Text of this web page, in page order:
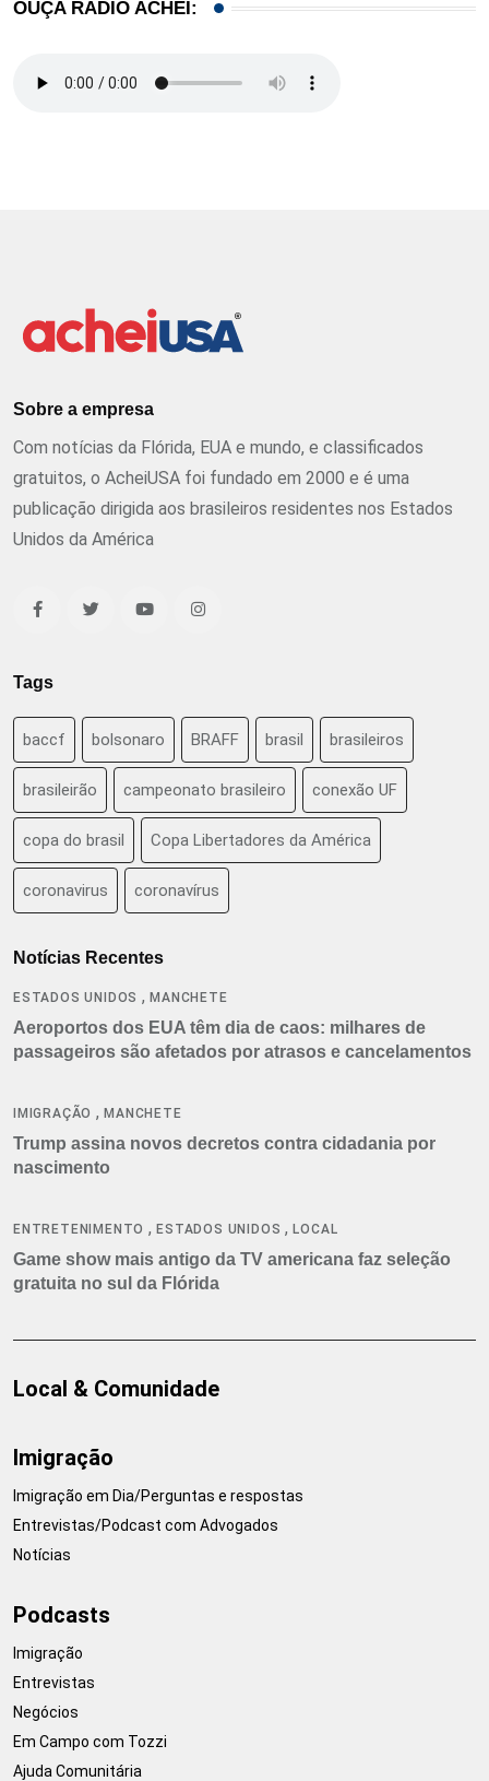
OUÇA RÁDIO ACHEI:
Sobre a empresa
Com notícias da Flórida, EUA e mundo, e classificados
gratuitos, o AcheiUSA foi fundado em 2000 e é uma
publicação dirigida aos brasileiros residentes nos Estados
Unidos da América
Tags
baccf bolsonaro BRAFF brasil brasileiros
brasileirão campeonato brasileiro conexão UF
copa do brasil Copa Libertadores da América
coronavirus coronavírus
Notícias Recentes
ESTADOS UNIDOS ,MANCHETE
Aeroportos dos EUA têm dia de caos: milhares de
passageiros são afetados por atrasos e cancelamentos
IMIGRAÇÃO ,MANCHETE
Trump assina novos decretos contra cidadania por
nascimento
ENTRETENIMENTO ,ESTADOS UNIDOS ,LOCAL
Game show mais antigo da TV americana faz seleção
gratuita no sul da Flórida
Local & Comunidade
Imigração
Imigração em Dia/Perguntas e respostas
Entrevistas/Podcast com Advogados
Notícias
Podcasts
Imigração
Entrevistas
Negócios
Em Campo com Tozzi
Ajuda Comunitária